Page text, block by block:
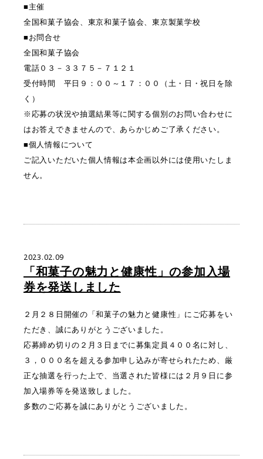
■主催
全国和菓子協会、東京和菓子協会、東京製菓学校
■お問合せ
全国和菓子協会
電話０３－３３７５－７１２１
受付時間 平日９：００～１７：００（土・日・祝日を除
く）
※応募の状況や抽選結果等に関する個別のお問い合わせに
はお答えできませんので、あらかじめご了承ください。
■個人情報について
ご記入いただいた個人情報は本企画以外には使用いたしま
せん。
2023.02.09
「和菓子の魅力と健康性」の参加入場
券を発送しました
２月２８日開催の「和菓子の魅力と健康性」にご応募をい
ただき、誠にありがとうございました。
応募締め切りの２月３日までに募集定員４００名に対し、
３，０００名を超える参加申し込みが寄せられたため、厳
正な抽選を行った上で、当選された皆様には２月９日に参
加入場券等を発送致しました。
多数のご応募を誠にありがとうございました。